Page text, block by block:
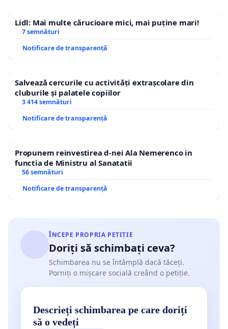
Lidl: Mai multe cărucioare mici, mai puține mari!
7 semnături
Notificare de transparență
Salvează cercurile cu activități extrașcolare din
cluburile și palatele copiilor
3 414 semnături
Notificare de transparență
Propunem reinvestirea d-nei Ala Nemerenco in
functia de Ministru al Sanatatii
56 semnături
Notificare de transparență
ÎNCEPE PROPRIA PETIȚIE
Doriți să schimbați ceva?
Schimbarea nu se întâmplă dacă tăceți.
Porniți o mișcare socială creând o petiție.
Descrieți schimbarea pe care doriți
să o vedeți